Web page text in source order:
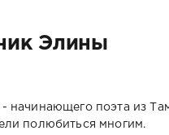
Элины
поэта из
полюбиться многим.